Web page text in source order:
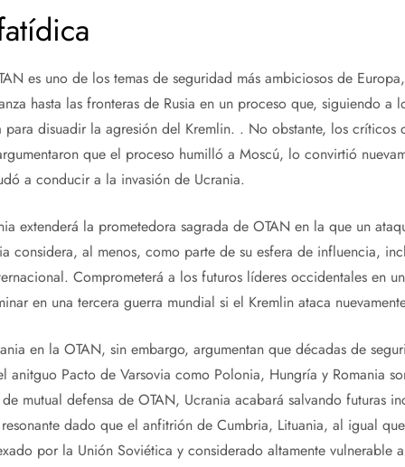
es uno de los temas de seguridad más ambiciosos de
hasta las fronteras de Rusia en un proceso que, siguiendo a
para disuadir la agresión del Kremlin. . No obstante, los críticos
que el proceso humilló a Moscú, lo convirtió
a conducir a la invasión de Ucrania.
extenderá la prometedora sagrada de OTAN en la que un
considera, al menos, como parte de su esfera de influencia,
Comprometerá a los futuros líderes occidentales en
en una tercera guerra mundial si el Kremlin ataca
en la OTAN, sin embargo, argumentan que décadas de
anitguo Pacto de Varsovia como Polonia, Hungría y Romania
mutual defensa de OTAN, Ucrania acabará salvando futuras
dado que el anfitrión de Cumbria, Lituania, al igual
por la Unión Soviética y considerado altamente vulnerable